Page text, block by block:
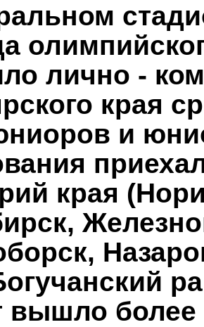
лично -
края
и
края
вышло